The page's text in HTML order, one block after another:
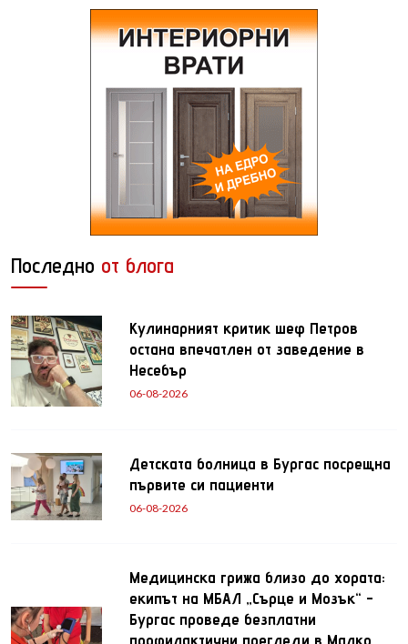
Последно от блога
Кулинарният критик шеф Петров
остана впечатлен от заведение в
Несебър
06-08-2026
Детската болница в Бургас посрещна
първите си пациенти
06-08-2026
Медицинска грижа близо до хората:
екипът на МБАЛ „Сърце и Мозък“ -
Бургас проведе безплатни
профилактични прегледи в Малко